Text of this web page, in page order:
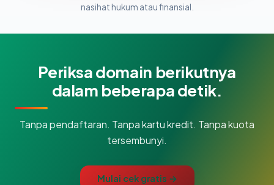
nasihat hukum atau finansial.
Periksa domain berikutnya
dalam beberapa detik.
Tanpa pendaftaran. Tanpa kartu kredit. Tanpa kuota
tersembunyi.
Mulai cek gratis →